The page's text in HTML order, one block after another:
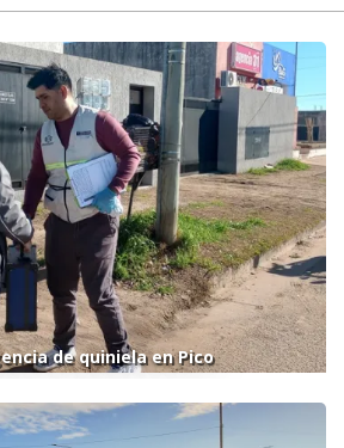
de quiniela en Pico